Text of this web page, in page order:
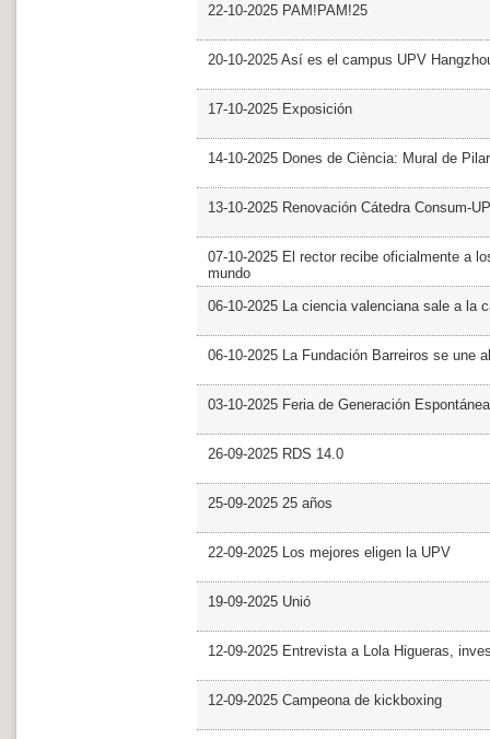
22-10-2025 PAM!PAM!25
20-10-2025 Así es el campus UPV
17-10-2025 Exposición
14-10-2025 Dones de Ciència: Mural de
13-10-2025 Renovación Cátedra Consum-
07-10-2025 El rector recibe oficialmente a
mundo
06-10-2025 La ciencia valenciana sale a la
06-10-2025 La Fundación Barreiros se une
03-10-2025 Feria de Generación Espontánea
26-09-2025 RDS 14.0
25-09-2025 25 años
22-09-2025 Los mejores eligen la UPV
19-09-2025 Unió
12-09-2025 Entrevista a Lola Higueras,
12-09-2025 Campeona de kickboxing